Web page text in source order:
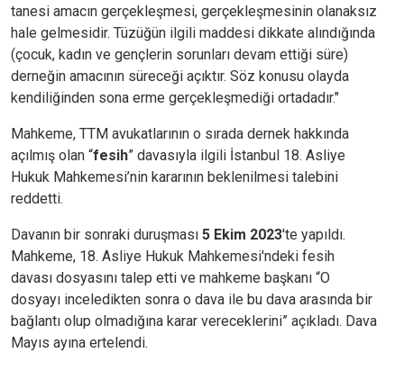
tanesi amacın gerçekleşmesi, gerçekleşmesinin olanaksız
hale gelmesidir. Tüzüğün ilgili maddesi dikkate alındığında
(çocuk, kadın ve gençlerin sorunları devam ettiği süre)
derneğin amacının süreceği açıktır. Söz konusu olayda
kendiliğinden sona erme gerçekleşmediği ortadadır."
Mahkeme, TTM avukatlarının o sırada dernek hakkında
açılmış olan “fesih” davasıyla ilgili İstanbul 18. Asliye
Hukuk Mahkemesi’nin kararının beklenilmesi talebini
reddetti.
Davanın bir sonraki duruşması 5 Ekim 2023'te yapıldı.
Mahkeme, 18. Asliye Hukuk Mahkemesi'ndeki fesih
davası dosyasını talep etti ve mahkeme başkanı “O
dosyayı inceledikten sonra o dava ile bu dava arasında bir
bağlantı olup olmadığına karar vereceklerini” açıkladı. Dava
Mayıs ayına ertelendi.